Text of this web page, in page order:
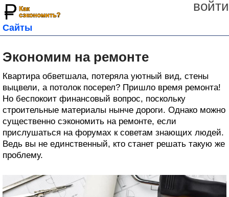
войти
Сайты
Экономим на ремонте
Квартира обветшала, потеряла уютный вид, стены
выцвели, а потолок посерел? Пришло время ремонта!
Но беспокоит финансовый вопрос, поскольку
строительные материалы нынче дороги. Однако можно
существенно сэкономить на ремонте, если
прислушаться на форумах к советам знающих людей.
Ведь вы не единственный, кто станет решать такую же
проблему.